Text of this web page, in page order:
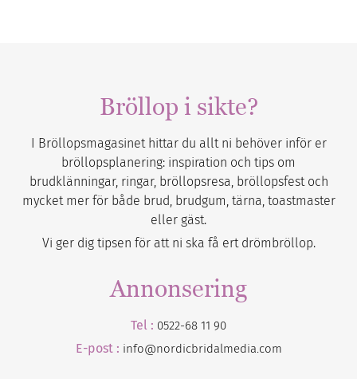
Bröllop i sikte?
I Bröllopsmagasinet hittar du allt ni behöver inför er
bröllopsplanering: inspiration och tips om
brudklänningar, ringar, bröllopsresa, bröllopsfest och
mycket mer för både brud, brudgum, tärna, toastmaster
eller gäst.
Vi ger dig tipsen för att ni ska få ert drömbröllop.
Annonsering
Tel : 0522-68 11 90
E-post : info@nordicbridalmedia.com